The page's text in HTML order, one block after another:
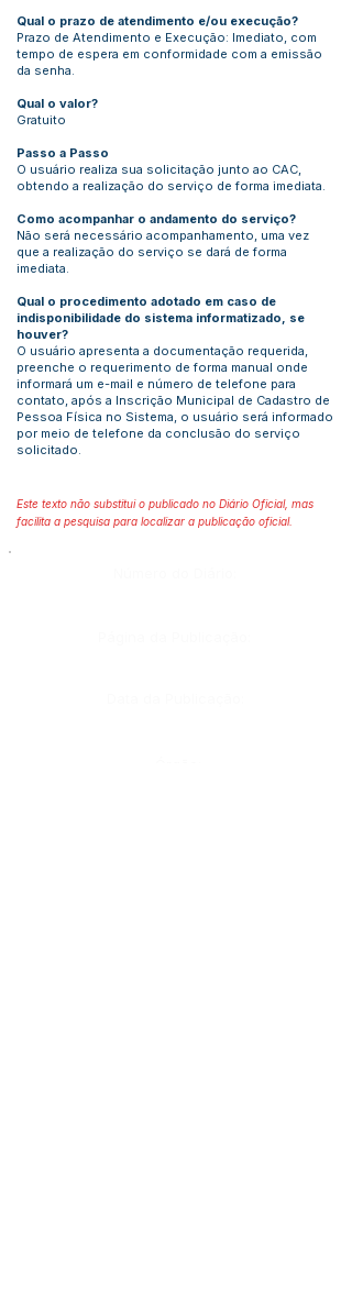
Qual o prazo de atendimento e/ou execução?
Prazo de Atendimento e Execução: Imediato, com
tempo de espera em conformidade com a emissão
da senha.
Qual o valor?
Gratuito
Passo a Passo
O usuário realiza sua solicitação junto ao CAC,
obtendo a realização do serviço de forma imediata.
Como acompanhar o andamento do serviço?
Não será necessário acompanhamento, uma vez
que a realização do serviço se dará de forma
imediata.
Qual o procedimento adotado em caso de
indisponibilidade do sistema informatizado, se
houver?
O usuário apresenta a documentação requerida,
preenche o requerimento de forma manual onde
informará um e-mail e número de telefone para
contato, após a Inscrição Municipal de Cadastro de
Pessoa Física no Sistema, o usuário será informado
por meio de telefone da conclusão do serviço
solicitado.
Este texto não substitui o publicado no Diário Oficial, mas
facilita a pesquisa para localizar a publicação oficial.